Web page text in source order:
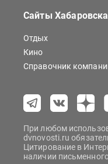
Сайты Хабаровска
Отдых
Кино
Справочник
При любом
dvnovosti.ru
Цитирование в
наличии